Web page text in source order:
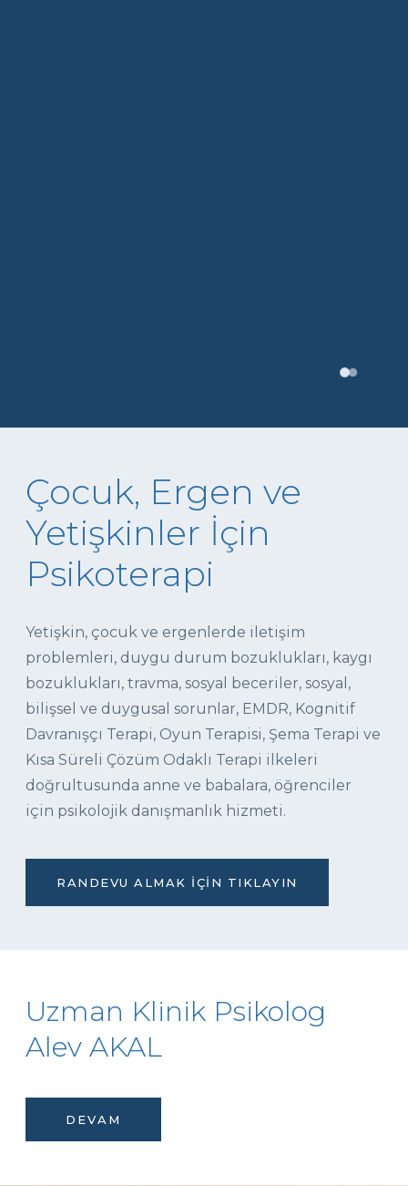
Çocuk, Ergen ve
Yetişkinler İçin
Psikoterapi
Yetişkin, çocuk ve ergenlerde iletişim
problemleri, duygu durum bozuklukları, kaygı
bozuklukları, travma, sosyal beceriler, sosyal,
bilişsel ve duygusal sorunlar, EMDR, Kognitif
Davranışçı Terapi, Oyun Terapisi, Şema Terapi ve
Kısa Süreli Çözüm Odaklı Terapi ilkeleri
doğrultusunda anne ve babalara, öğrenciler
için psikolojik danışmanlık hizmeti.
RANDEVU ALMAK İÇIN TIKLAYIN
Uzman Klinik Psikolog
Alev AKAL
DEVAM